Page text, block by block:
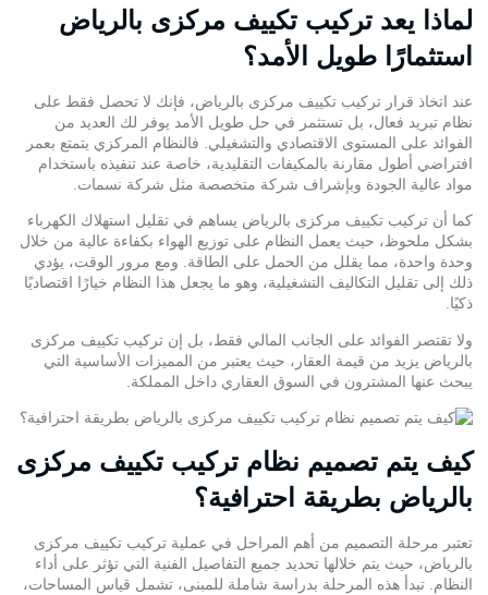
لماذا يعد تركيب تكييف مركزى بالرياض
استثمارًا طويل الأمد؟
عند اتخاذ قرار تركيب تكييف مركزى بالرياض، فإنك لا تحصل فقط على
نظام تبريد فعال، بل تستثمر في حل طويل الأمد يوفر لك العديد من
الفوائد على المستوى الاقتصادي والتشغيلي. فالنظام المركزي يتمتع بعمر
افتراضي أطول مقارنة بالمكيفات التقليدية، خاصة عند تنفيذه باستخدام
مواد عالية الجودة وبإشراف شركة متخصصة مثل شركة نسمات.
كما أن تركيب تكييف مركزى بالرياض يساهم في تقليل استهلاك الكهرباء
بشكل ملحوظ، حيث يعمل النظام على توزيع الهواء بكفاءة عالية من خلال
وحدة واحدة، مما يقلل من الحمل على الطاقة. ومع مرور الوقت، يؤدي
ذلك إلى تقليل التكاليف التشغيلية، وهو ما يجعل هذا النظام خيارًا اقتصاديًا
ذكيًا.
ولا تقتصر الفوائد على الجانب المالي فقط، بل إن تركيب تكييف مركزى
بالرياض يزيد من قيمة العقار، حيث يعتبر من المميزات الأساسية التي
يبحث عنها المشترون في السوق العقاري داخل المملكة.
كيف يتم تصميم نظام تركيب تكييف مركزى
بالرياض بطريقة احترافية؟
تعتبر مرحلة التصميم من أهم المراحل في عملية تركيب تكييف مركزى
بالرياض، حيث يتم خلالها تحديد جميع التفاصيل الفنية التي تؤثر على أداء
النظام. تبدأ هذه المرحلة بدراسة شاملة للمبنى، تشمل قياس المساحات،